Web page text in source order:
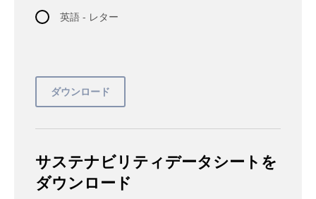
英語 - レター
サステナビリティデータシートを
ダウンロード